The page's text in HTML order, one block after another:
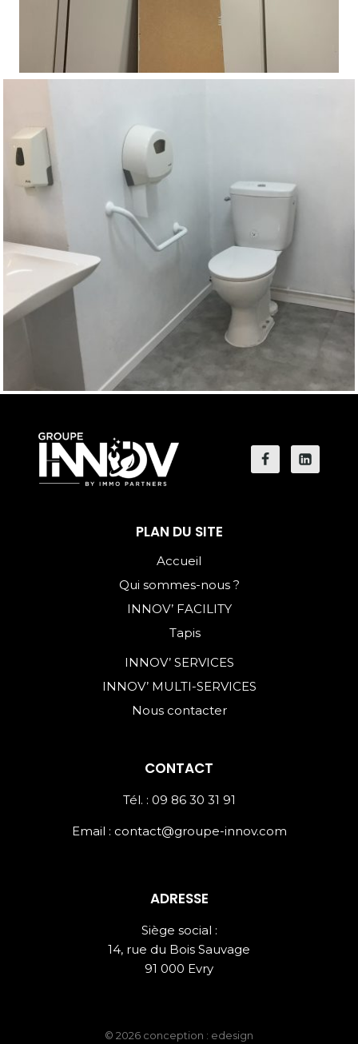
PLAN DU SITE
Accueil
Qui sommes-nous ?
INNOV’ FACILITY
Tapis
INNOV’ SERVICES
INNOV’ MULTI-SERVICES
Nous contacter
CONTACT
Tél. : 09 86 30 31 91
Email : contact@groupe-innov.com
ADRESSE
Siège social :
14, rue du Bois Sauvage
91 000 Evry
© 2026 conception : edesign